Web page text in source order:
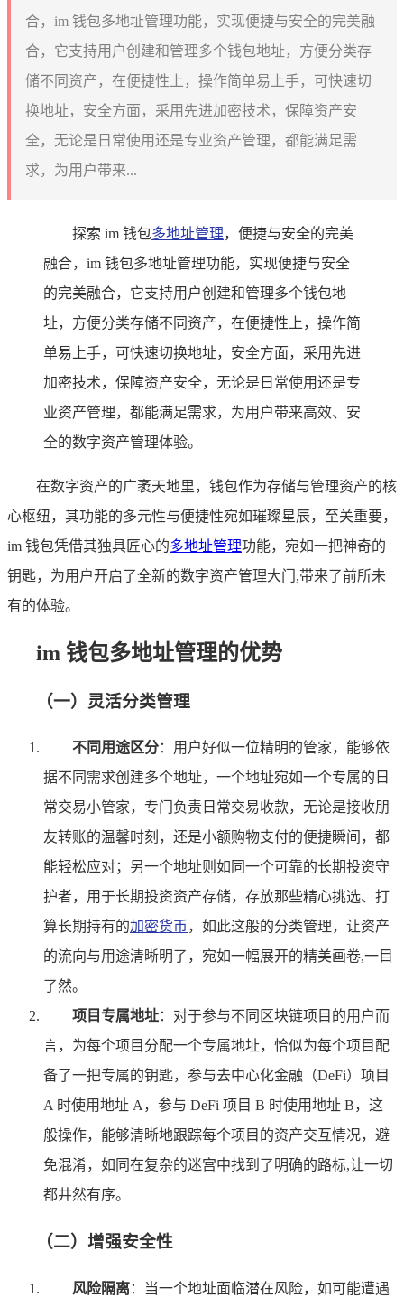
合，im 钱包多地址管理功能，实现便捷与安全的完美融
合，它支持用户创建和管理多个钱包地址，方便分类存
储不同资产，在便捷性上，操作简单易上手，可快速切
换地址，安全方面，采用先进加密技术，保障资产安
全，无论是日常使用还是专业资产管理，都能满足需
求，为用户带来...
探索 im 钱包多地址管理，便捷与安全的完美
融合，im 钱包多地址管理功能，实现便捷与安全
的完美融合，它支持用户创建和管理多个钱包地
址，方便分类存储不同资产，在便捷性上，操作简
单易上手，可快速切换地址，安全方面，采用先进
加密技术，保障资产安全，无论是日常使用还是专
业资产管理，都能满足需求，为用户带来高效、安
全的数字资产管理体验。
在数字资产的广袤天地里，钱包作为存储与管理资产的核
心枢纽，其功能的多元性与便捷性宛如璀璨星辰，至关重要，
im 钱包凭借其独具匠心的多地址管理功能，宛如一把神奇的
钥匙，为用户开启了全新的数字资产管理大门,带来了前所未
有的体验。
im 钱包多地址管理的优势
（一）灵活分类管理
不同用途区分：用户好似一位精明的管家，能够依
据不同需求创建多个地址，一个地址宛如一个专属的日
常交易小管家，专门负责日常交易收款，无论是接收朋
友转账的温馨时刻，还是小额购物支付的便捷瞬间，都
能轻松应对；另一个地址则如同一个可靠的长期投资守
护者，用于长期投资资产存储，存放那些精心挑选、打
算长期持有的加密货币 ，如此这般的分类管理，让资产
的流向与用途清晰明了，宛如一幅展开的精美画卷,一目
了然。
项目专属地址：对于参与不同区块链项目的用户而
言，为每个项目分配一个专属地址，恰似为每个项目配
备了一把专属的钥匙，参与去中心化金融（DeFi）项目
A 时使用地址 A，参与 DeFi 项目 B 时使用地址 B，这
般操作，能够清晰地跟踪每个项目的资产交互情况，避
免混淆，如同在复杂的迷宫中找到了明确的路标,让一切
都井然有序。
（二）增强安全性
风险隔离：当一个地址面临潜在风险，如可能遭遇